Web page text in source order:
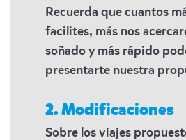
Recuerda que cuantos
facilites, más nos
soñado y más rápido
presentarte nuestra
2. Modificaciones
Sobre los viajes